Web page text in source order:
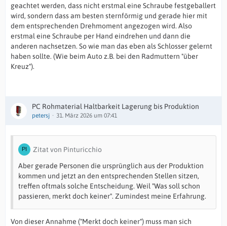
geachtet werden, dass nicht erstmal eine Schraube festgeballert
wird, sondern dass am besten sternförmig und gerade hier mit
dem entsprechenden Drehmoment angezogen wird. Also
erstmal eine Schraube per Hand eindrehen und dann die
anderen nachsetzen. So wie man das eben als Schlosser gelernt
haben sollte. (Wie beim Auto z.B. bei den Radmuttern "über
Kreuz").
PC Rohmaterial Haltbarkeit Lagerung bis Produktion
petersj 31. März 2026 um 07:41
Zitat von Pinturicchio
Aber gerade Personen die ursprünglich aus der Produktion
kommen und jetzt an den entsprechenden Stellen sitzen,
treffen oftmals solche Entscheidung. Weil "Was soll schon
passieren, merkt doch keiner". Zumindest meine Erfahrung.
Von dieser Annahme ("Merkt doch keiner") muss man sich